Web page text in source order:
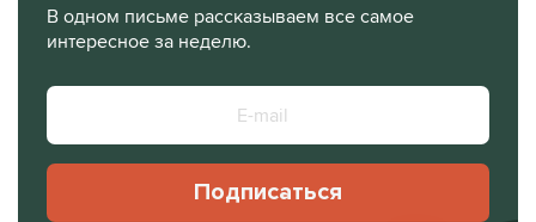
В одном письме рассказываем все самое
интересное за неделю.
Подписаться